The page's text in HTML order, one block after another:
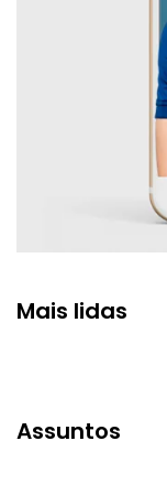
Mais lidas
Assuntos